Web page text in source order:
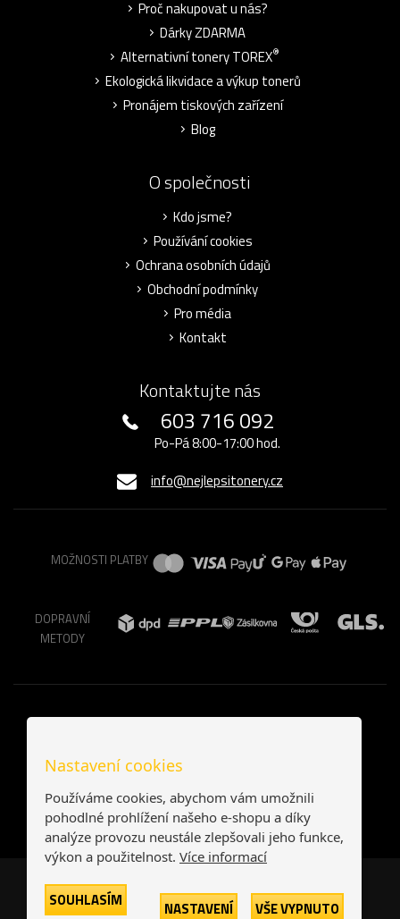
Proč nakupovat u nás?
Dárky ZDARMA
Alternativní tonery TOREX®
Ekologická likvidace a výkup tonerů
Pronájem tiskových zařízení
Blog
O společnosti
Kdo jsme?
Používání cookies
Ochrana osobních údajů
Obchodní podmínky
Pro média
Kontakt
Kontaktujte nás
603 716 092
Po-Pá 8:00-17:00 hod.
info@nejlepsitonery.cz
MOŽNOSTI PLATBY
DOPRAVNÍ
METODY
Česká republika Slovensko
Nastavení cookies
Používáme cookies, abychom vám umožnili
pohodlné prohlížení našeho e-shopu a díky
analýze provozu neustále zlepšovali jeho funkce,
výkon a použitelnost. Více informací
SOUHLASÍM NASTAVENÍ VŠE VYPNUTO